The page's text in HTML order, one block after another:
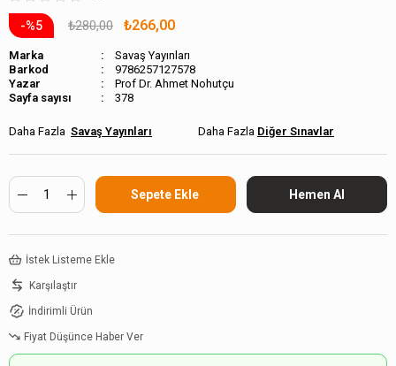
5 ₺280,00 ₺266,00
Marka
Savaş Yayınları
Barkod
9786257127578
Prof Dr. Ahmet Nohutçu
Sayfa sayısı
378
Savaş Yayınları Diğer Sınavlar
İstek Listeme Ekle
Karşılaştır
İndirimli Ürün
Fiyat Düşünce Haber Ver